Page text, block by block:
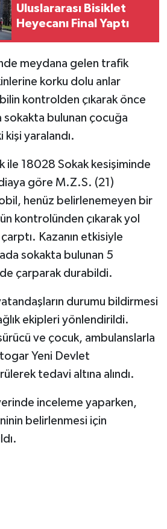
Uluslararası Bisiklet
Heyecanı Final Yaptı
meydana gelen trafik
korku dolu anlar
kontrolden çıkarak önce
sokakta bulunan çocuğa
kişi yaralandı.
ile 18028 Sokak kesişiminde
göre M.Z.S. (21)
henüz belirlenemeyen bir
kontrolünden çıkarak yol
çarptı. Kazanın etkisiyle
sokakta bulunan 5
çarparak durabildi.
durumu bildirmesi
ekipleri yönlendirildi.
ve çocuk, ambulanslarla
Yeni Devlet
tedavi altına alındı.
inceleme yaparken,
belirlenmesi için